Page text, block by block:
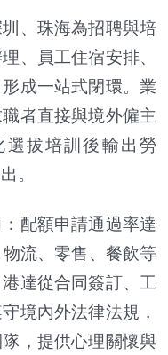
、珠海為招聘與培
、員工住宿安排、
成一站式閉環。業
者直接與境外僱主
拔培訓後輸出勞
。
配額申請通過率達
流、零售、餐飲等
達從合同簽訂、工
境內外法律法規，
，提供心理關懷與